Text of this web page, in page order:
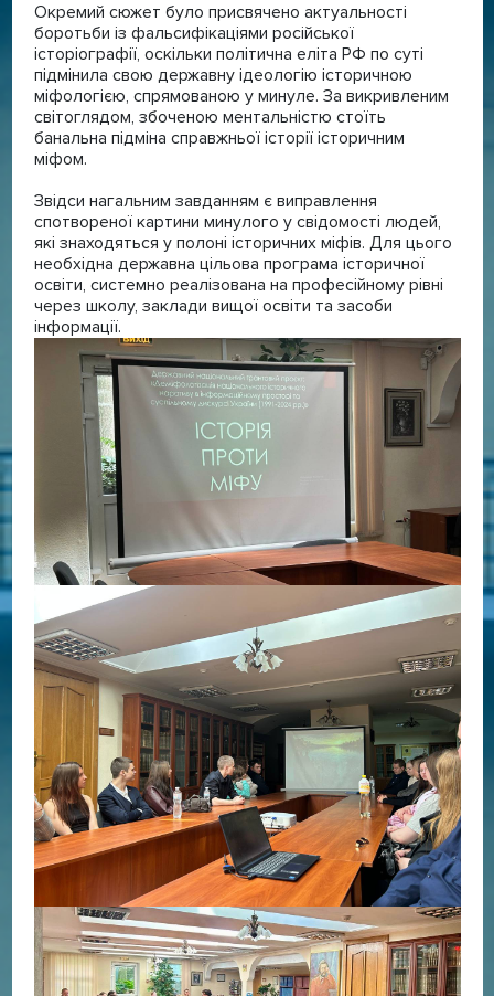
Окремий сюжет було присвячено актуальності
боротьби із фальсифікаціями російської
історіографії, оскільки політична еліта РФ по суті
підмінила свою державну ідеологію історичною
міфологією, спрямованою у минуле. За викривленим
світоглядом, збоченою ментальністю стоїть
банальна підміна справжньої історії історичним
міфом.
Звідси нагальним завданням є виправлення
спотвореної картини минулого у свідомості людей,
які знаходяться у полоні історичних міфів. Для цього
необхідна державна цільова програма історичної
освіти, системно реалізована на професійному рівні
через школу, заклади вищої освіти та засоби
інформації.